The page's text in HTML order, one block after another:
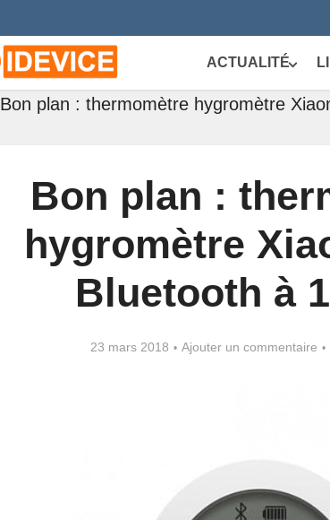
ACTUALITÉ
Bon plan : thermomètre hygromètre
Bon plan :
hygromètre
Bluetooth à
23 mars 2018 Ajouter un commentaire